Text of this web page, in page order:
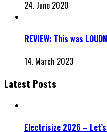
24. June 2020
REVIEW: This was
14. March 2023
Latest Posts
Electrisize 2026 –